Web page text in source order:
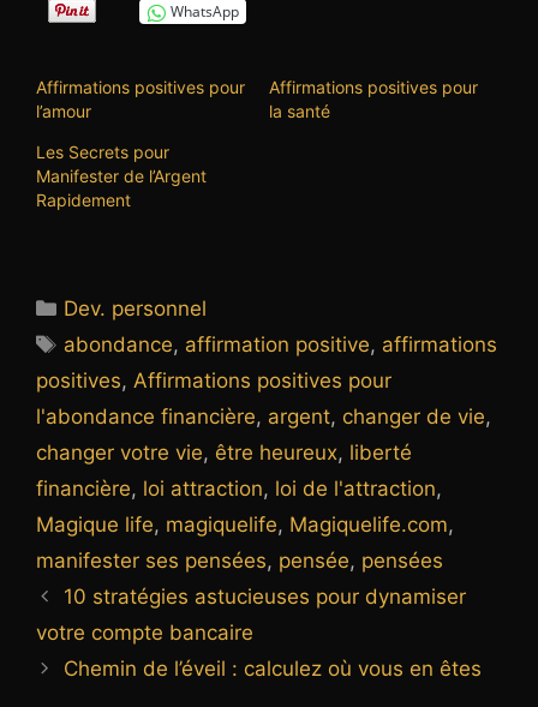
WhatsApp
Affirmations positives pour
l’amour
Affirmations positives pour
la santé
Les Secrets pour
Manifester de l’Argent
Rapidement
Catégories
Dev. personnel
Étiquettes
abondance, affirmation positive, affirmations
positives, Affirmations positives pour
l'abondance financière, argent, changer de vie,
changer votre vie, être heureux, liberté
financière, loi attraction, loi de l'attraction,
Magique life, magiquelife, Magiquelife.com,
manifester ses pensées, pensée, pensées
10 stratégies astucieuses pour dynamiser
votre compte bancaire
Chemin de l’éveil : calculez où vous en êtes